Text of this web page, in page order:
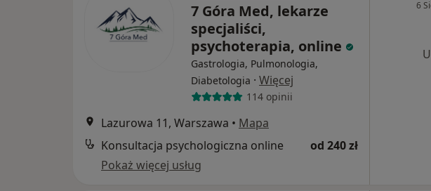
7 Góra Med, lekarze
specjaliści,
psychoterapia, online
Gastrologia, Pulmonologia,
Diabetologia · Więcej
114 opinii
Lazurowa 11, Warszawa • Mapa
Konsultacja psychologiczna online
od 240 zł
Pokaż więcej usług
6